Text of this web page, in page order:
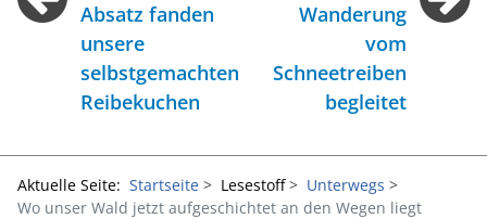
Absatz fanden
unsere
selbstgemachten
Reibekuchen
Wanderung
vom
Schneetreiben
begleitet
Aktuelle Seite: Startseite Lesestoff
Unterwegs
Wo unser Wald jetzt aufgeschichtet an den Wegen liegt